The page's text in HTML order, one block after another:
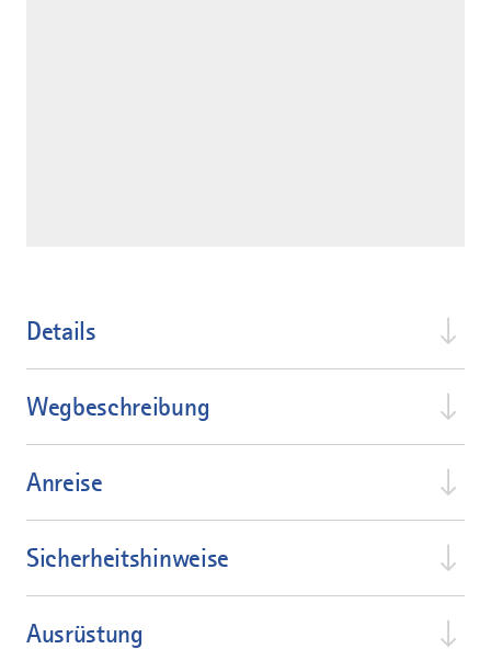
Details
Wegbeschreibung
Anreise
Sicherheitshinweise
Ausrüstung